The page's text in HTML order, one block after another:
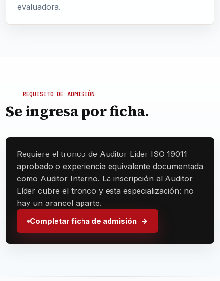
evaluadora.
REQUISITO DE ADMISIÓN
Se ingresa por ficha.
Requiere el tronco de Auditor Líder ISO 19011
aprobado o experiencia equivalente documentada
como Auditor Interno. La inscripción al Auditor
Líder cubre el tronco y esta especialización: no
hay un arancel aparte.
Completar ficha de admisión